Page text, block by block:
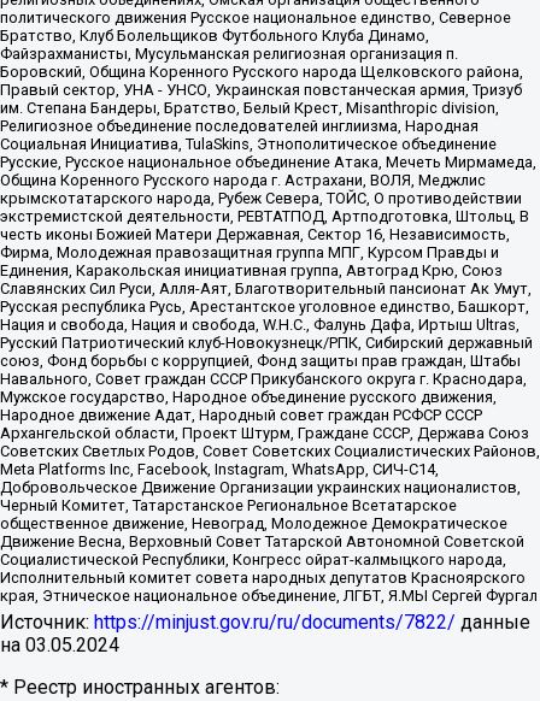
политического движения Русское национальное единство, Северное
Братство, Клуб Болельщиков Футбольного Клуба Динамо,
Файзрахманисты, Мусульманская религиозная организация п.
Боровский, Община Коренного Русского народа Щелковского района,
Правый сектор, УНА - УНСО, Украинская повстанческая армия, Тризуб
им. Степана Бандеры, Братство, Белый Крест, Misanthropic division,
Религиозное объединение последователей инглиизма, Народная
Социальная Инициатива, TulaSkins, Этнополитическое объединение
Русские, Русское национальное объединение Атака, Мечеть Мирмамеда,
Община Коренного Русского народа г. Астрахани, ВОЛЯ, Меджлис
крымскотатарского народа, Рубеж Севера, ТОЙС, О противодействии
экстремистской деятельности, РЕВТАТПОД, Артподготовка, Штольц, В
честь иконы Божией Матери Державная, Сектор 16, Независимость,
Фирма, Молодежная правозащитная группа МПГ, Курсом Правды и
Единения, Каракольская инициативная группа, Автоград Крю, Союз
Славянских Сил Руси, Алля-Аят, Благотворительный пансионат Ак Умут,
Русская республика Русь, Арестантское уголовное единство, Башкорт,
Нация и свобода, Нация и свобода, W.H.С., Фалунь Дафа, Иртыш Ultras,
Русский Патриотический клуб-Новокузнецк/РПК, Сибирский державный
союз, Фонд борьбы с коррупцией, Фонд защиты прав граждан, Штабы
Навального, Совет граждан СССР Прикубанского округа г. Краснодара,
Мужское государство, Народное объединение русского движения,
Народное движение Адат, Народный совет граждан РСФСР СССР
Архангельской области, Проект Штурм, Граждане СССР, Держава Союз
Советских Светлых Родов, Совет Советских Социалистических Районов,
Meta Platforms Inc, Facebook, Instagram, WhatsApp, СИЧ-С14,
Добровольческое Движение Организации украинских националистов,
Черный Комитет, Татарстанское Региональное Всетатарское
общественное движение, Невоград, Молодежное Демократическое
Движение Весна, Верховный Совет Татарской Автономной Советской
Социалистической Республики, Конгресс ойрат-калмыцкого народа,
Исполнительный комитет совета народных депутатов Красноярского
края, Этническое национальное объединение, ЛГБТ, Я.МЫ Сергей Фургал
Источник: https://minjust.gov.ru/ru/documents/7822/ данные
на 03.05.2024
* Реестр иностранных агентов: